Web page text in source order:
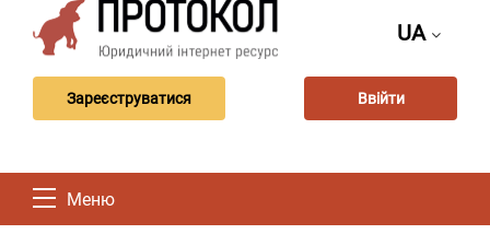
UA
Зареєструватися Ввійти
Меню